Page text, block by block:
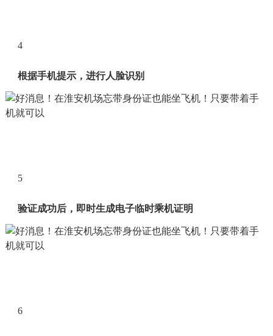
4
根据手机提示，进行人脸识别
5
验证成功后，即时生成电子临时乘机证明
6